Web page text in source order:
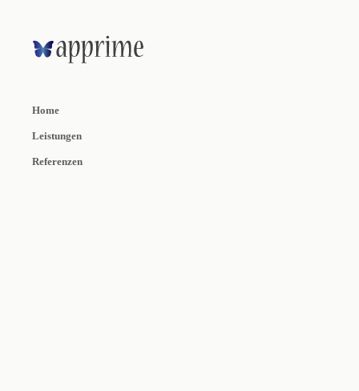
Home
Leistungen
Referenzen